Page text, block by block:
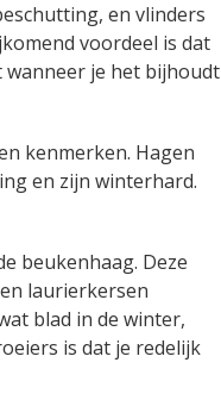
en vlinders
voordeel is dat
wanneer je het bijhoudt
kenmerken. Hagen
en zijn winterhard.
beukenhaag. Deze
laurierkersen
blad in de winter,
is dat je redelijk